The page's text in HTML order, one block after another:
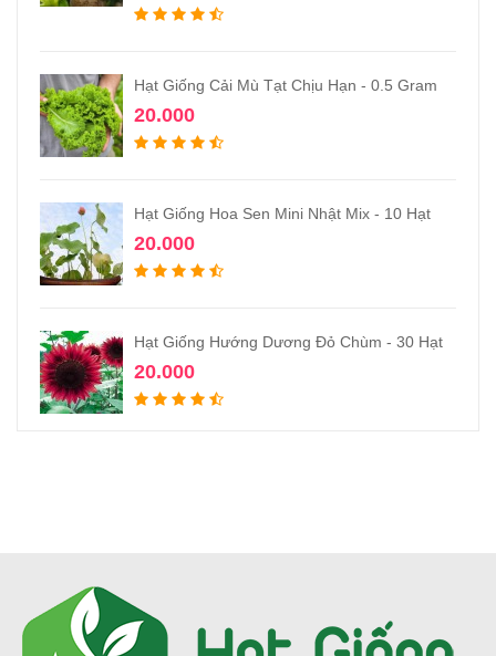
Hạt Giống Cải Mù Tạt Chịu Hạn - 0.5 Gram
20.000
Hạt Giống Hoa Sen Mini Nhật Mix - 10 Hạt
20.000
Hạt Giống Hướng Dương Đỏ Chùm - 30 Hạt
20.000